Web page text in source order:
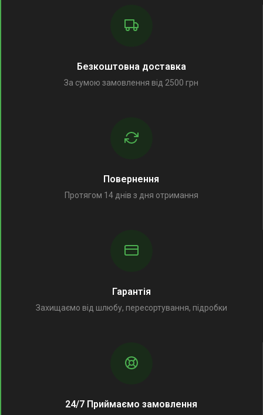
Безкоштовна доставка
За сумою замовлення від 2500 грн
Повернення
Протягом 14 днів з дня отримання
Гарантія
Захищаємо від шлюбу, пересортування, підробки
24/7 Приймаємо замовлення